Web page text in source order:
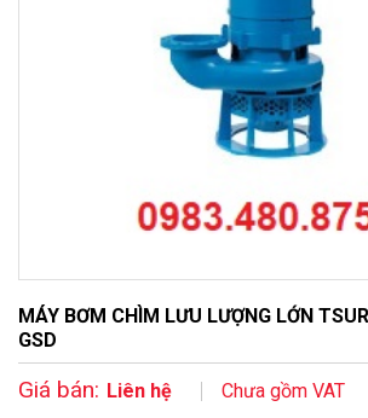
MÁY BƠM CHÌM LƯU LƯỢNG LỚN
GSD
Giá bán: Liên hệ Chưa gồm VAT